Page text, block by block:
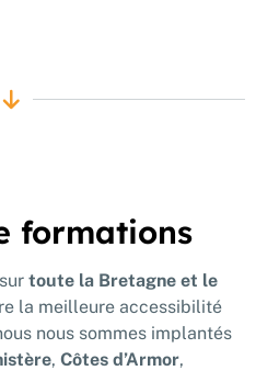
formations
toute la Bretagne et le
la meilleure accessibilité
nous sommes implantés
, Côtes d’Armor,